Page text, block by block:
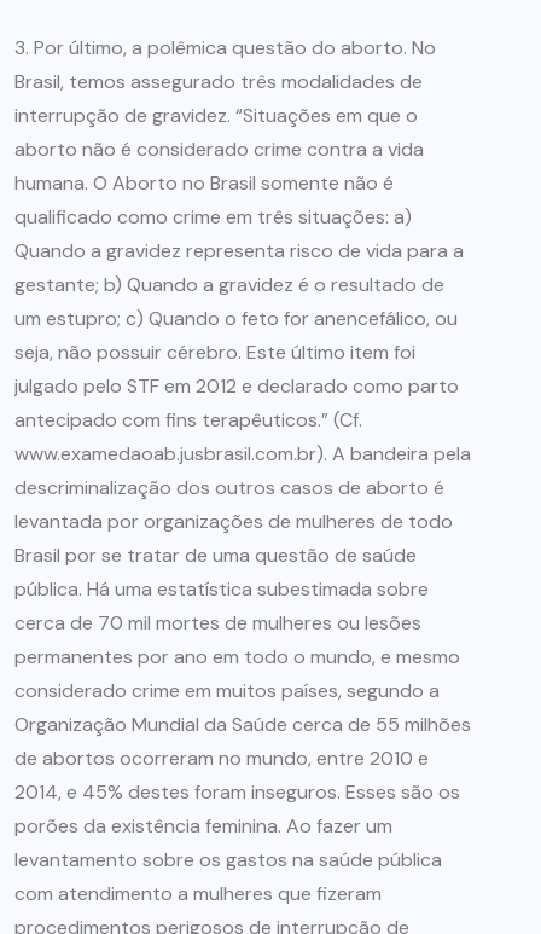
3. Por último, a polêmica questão do aborto. No
Brasil, temos assegurado três modalidades de
interrupção de gravidez. “Situações em que o
aborto não é considerado crime contra a vida
humana. O Aborto no Brasil somente não é
qualificado como crime em três situações: a)
Quando a gravidez representa risco de vida para a
gestante; b) Quando a gravidez é o resultado de
um estupro; c) Quando o feto for anencefálico, ou
seja, não possuir cérebro. Este último item foi
julgado pelo STF em 2012 e declarado como parto
antecipado com fins terapêuticos.” (Cf.
www.examedaoab.jusbrasil.com.br). A bandeira pela
descriminalização dos outros casos de aborto é
levantada por organizações de mulheres de todo
Brasil por se tratar de uma questão de saúde
pública. Há uma estatística subestimada sobre
cerca de 70 mil mortes de mulheres ou lesões
permanentes por ano em todo o mundo, e mesmo
considerado crime em muitos países, segundo a
Organização Mundial da Saúde cerca de 55 milhões
de abortos ocorreram no mundo, entre 2010 e
2014, e 45% destes foram inseguros. Esses são os
porões da existência feminina. Ao fazer um
levantamento sobre os gastos na saúde pública
com atendimento a mulheres que fizeram
procedimentos perigosos de interrupção de